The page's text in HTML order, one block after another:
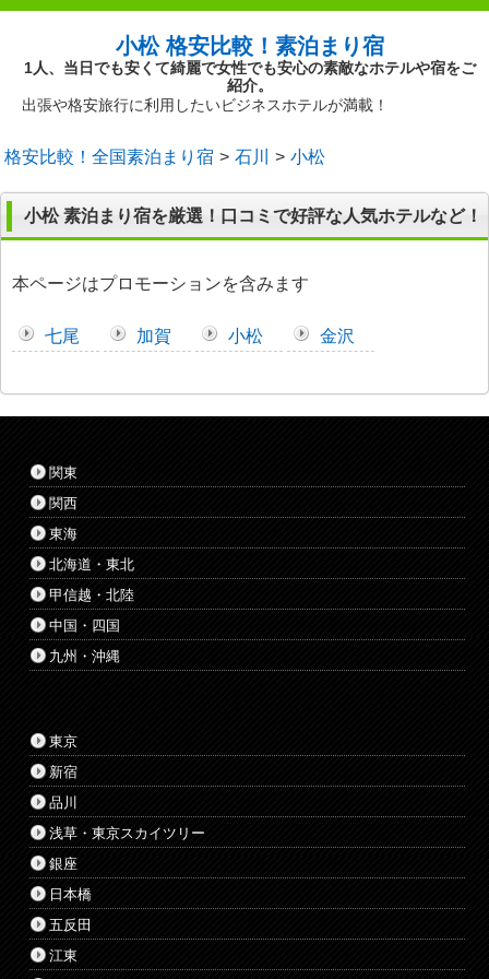
小松 格安比較！素泊まり宿
1人、当日でも安くて綺麗で女性でも安心の素敵なホテルや宿をご
紹介。
出張や格安旅行に利用したいビジネスホテルが満載！
格安比較！全国素泊まり宿 石川 小松
小松 素泊まり宿を厳選！口コミで好評な人気ホテルなど！
本ページはプロモーションを含みます
七尾 加賀 小松 金沢
関東
関西
東海
北海道・東北
甲信越・北陸
中国・四国
九州・沖縄
東京
新宿
品川
浅草・東京スカイツリー
銀座
日本橋
五反田
江東